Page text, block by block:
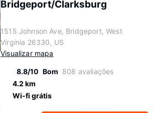
Bridgeport/Clarksburg
1515 Johnson Ave, Bridgeport, West
Virginia 26330, US
Visualizar mapa
8.8/10 Bom 808 avaliações
4.2 km
Wi-fi grátis